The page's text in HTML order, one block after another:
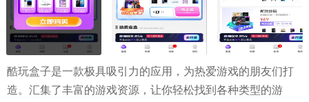
酷玩盒子是一款极具吸引力的应用，为热爱游戏的朋友们打
造。汇集了丰富的游戏资源，让你轻松找到各种类型的游